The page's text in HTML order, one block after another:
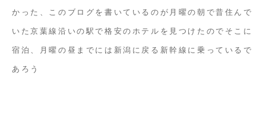
かった、このブログを書いているのが月曜の朝で昔住んで
いた京葉線沿いの駅で格安のホテルを見つけたのでそこに
宿泊、月曜の昼までには新潟に戻る新幹線に乗っているで
あろう